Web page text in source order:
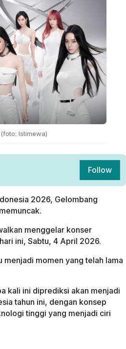
Istimewa)
Follow
2026, Gelombang
menggelar konser
ini, Sabtu, 4 April 2026.
menjadi momen yang telah lama
kali ini diprediksi akan menjadi
tahun ini, dengan konsep
tinggi yang menjadi ciri